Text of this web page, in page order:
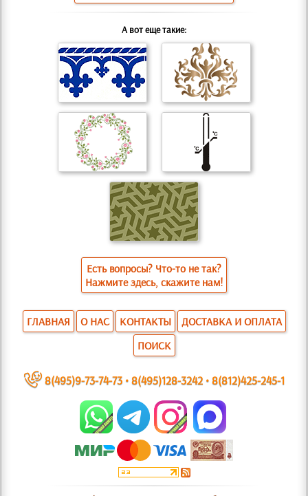
А вот еще такие:
Есть вопросы? Что-то не так?
Нажмите здесь, скажите нам!
ГЛАВНАЯ О НАС КОНТАКТЫ
ДОСТАВКА И ОПЛАТА
ПОИСК
~ 8(495)9-73-74-73•8(495)128-3242•8(812)425-245-1